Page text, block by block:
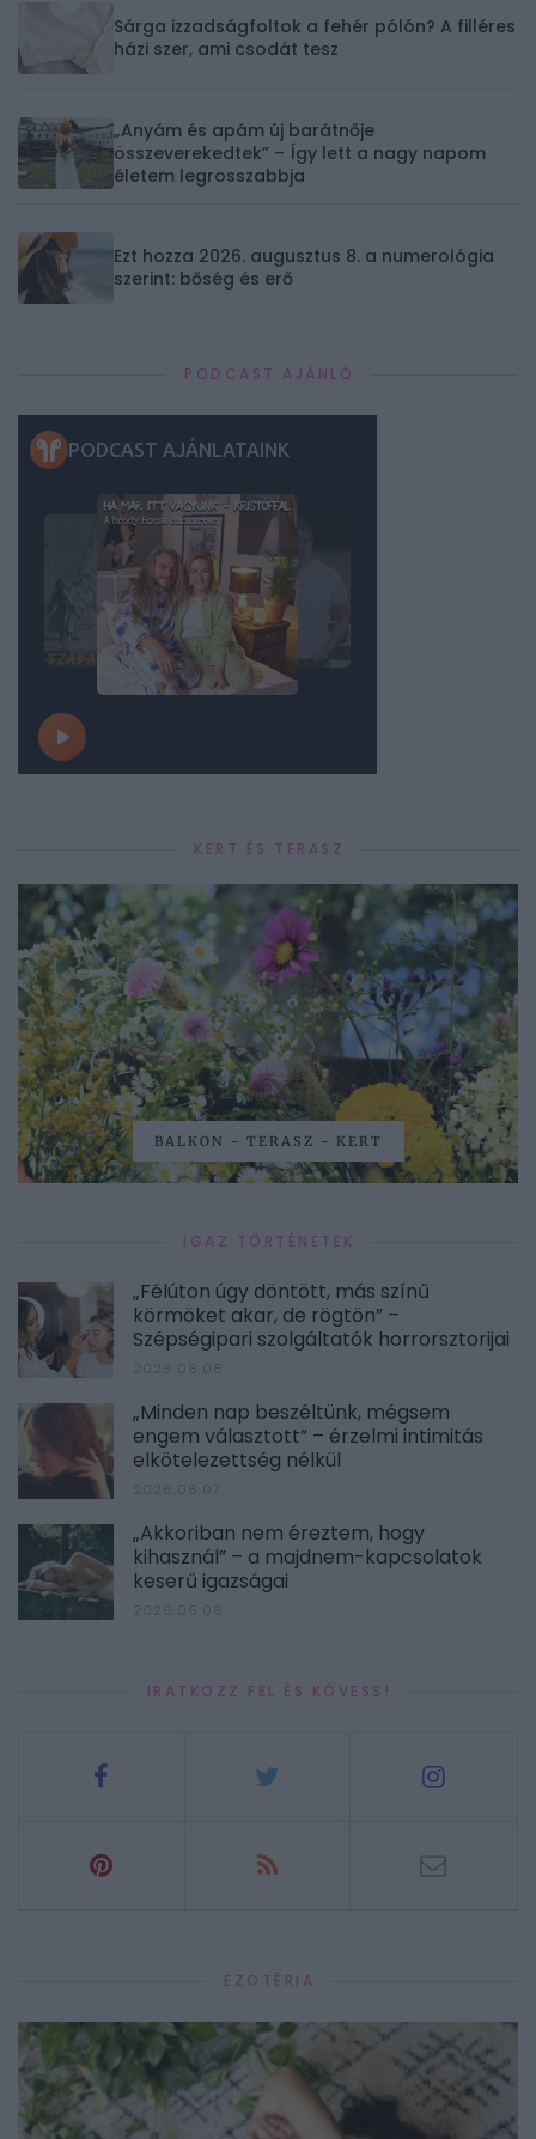
Sárga izzadságfoltok a fehér pólón? A filléres
házi szer, ami csodát tesz
„Anyám és apám új barátnője
összeverekedtek” – Így lett a nagy napom
életem legrosszabbja
Ezt hozza 2026. augusztus 8. a numerológia
szerint: bőség és erő
PODCAST AJÁNLÓ
KERT ÉS TERASZ
BALKON - TERASZ - KERT
IGAZ TÖRTÉNETEK
„Félúton úgy döntött, más színű
körmöket akar, de rögtön” –
Szépségipari szolgáltatók horrorsztorijai
„Minden nap beszéltünk, mégsem
engem választott” – érzelmi intimitás
elkötelezettség nélkül
2026.08.07.
„Akkoriban nem éreztem, hogy
kihasznál” – a majdnem-kapcsolatok
keserű igazságai
IRATKOZZ FEL ÉS KÖVESS!
EZOTÉRIA